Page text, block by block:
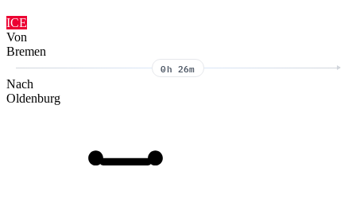
ICE
Von
Bremen
0h 26m
Nach
Oldenburg